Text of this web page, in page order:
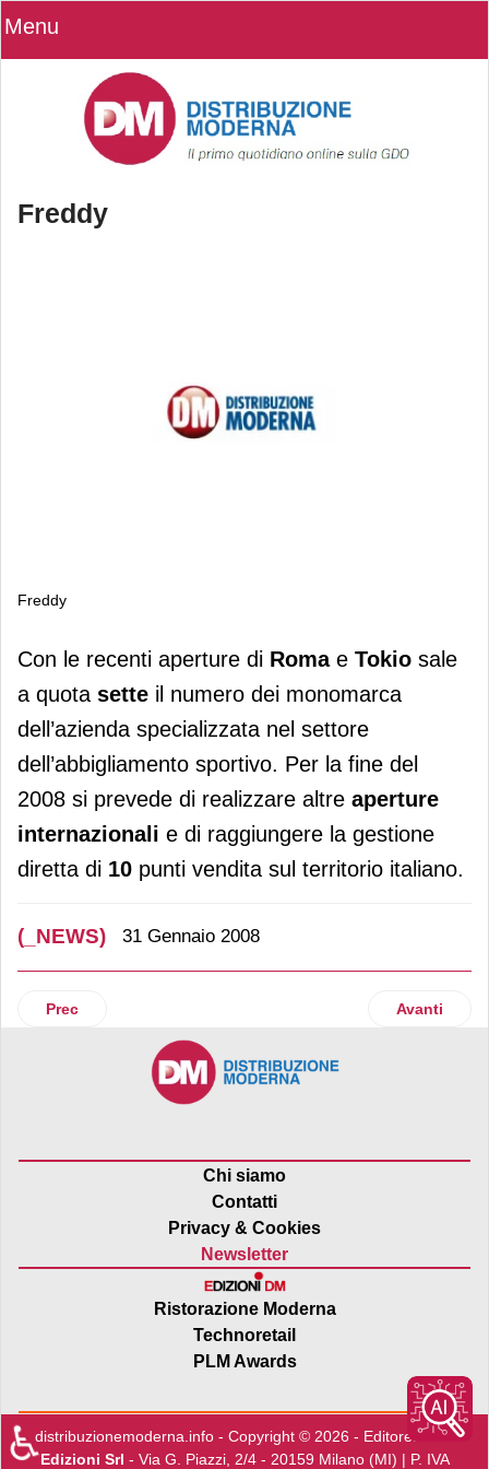
Menu
Freddy
Freddy
Freddy
Con le recenti aperture di Romae Tokio sale
a quota sette il numero dei monomarca
dell’azienda specializzata nel settore
dell’abbigliamento sportivo. Per la fine del
2008 si prevede di realizzare altre aperture
internazionali e di raggiungere la gestione
diretta di 10 punti vendita sul territorio italiano.
(_NEWS) 31 Gennaio 2008
Articolo precedente: Xtel
Prec Articolo
Avanti
Chi siamo
Contatti
Privacy & Cookies
Newsletter
Ristorazione Moderna
Technoretail
PLM Awards
distribuzionemoderna.info - Copyright © 2026 - Editore:Edra
Edizioni Srl - Via G. Piazzi, 2/4 - 20159 Milano (MI) | P. IVA